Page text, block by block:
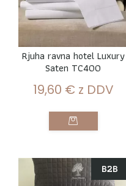
Rjuha ravna hotel Luxury
Saten TC400
19,60 € z DDV
B2B